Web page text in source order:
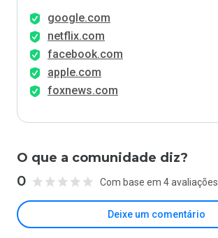
google.com
netflix.com
facebook.com
apple.com
foxnews.com
O que a comunidade diz?
0 Com base em 4 avaliações
Deixe um comentário